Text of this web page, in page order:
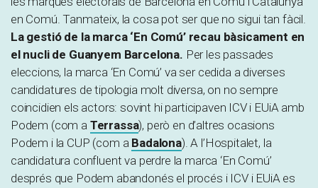
en Comú. Tanmateix, la cosa pot ser que no sigui tan fàcil.
La gestió de la marca ‘En Comú’ recau bàsicament en
el nucli de Guanyem Barcelona. Per les passades
eleccions, la marca ‘En Comú’ va ser cedida a diverses
candidatures de tipologia molt diversa, on no sempre
coincidien els actors: sovint hi participaven ICV i EUiA amb
Podem (com a Terrassa), però en d’altres ocasions
Podem i la CUP (com a Badalona). A l’Hospitalet, la
candidatura confluent va perdre la marca ‘En Comú’
després que Podem abandonés el procés i ICV i EUiA es